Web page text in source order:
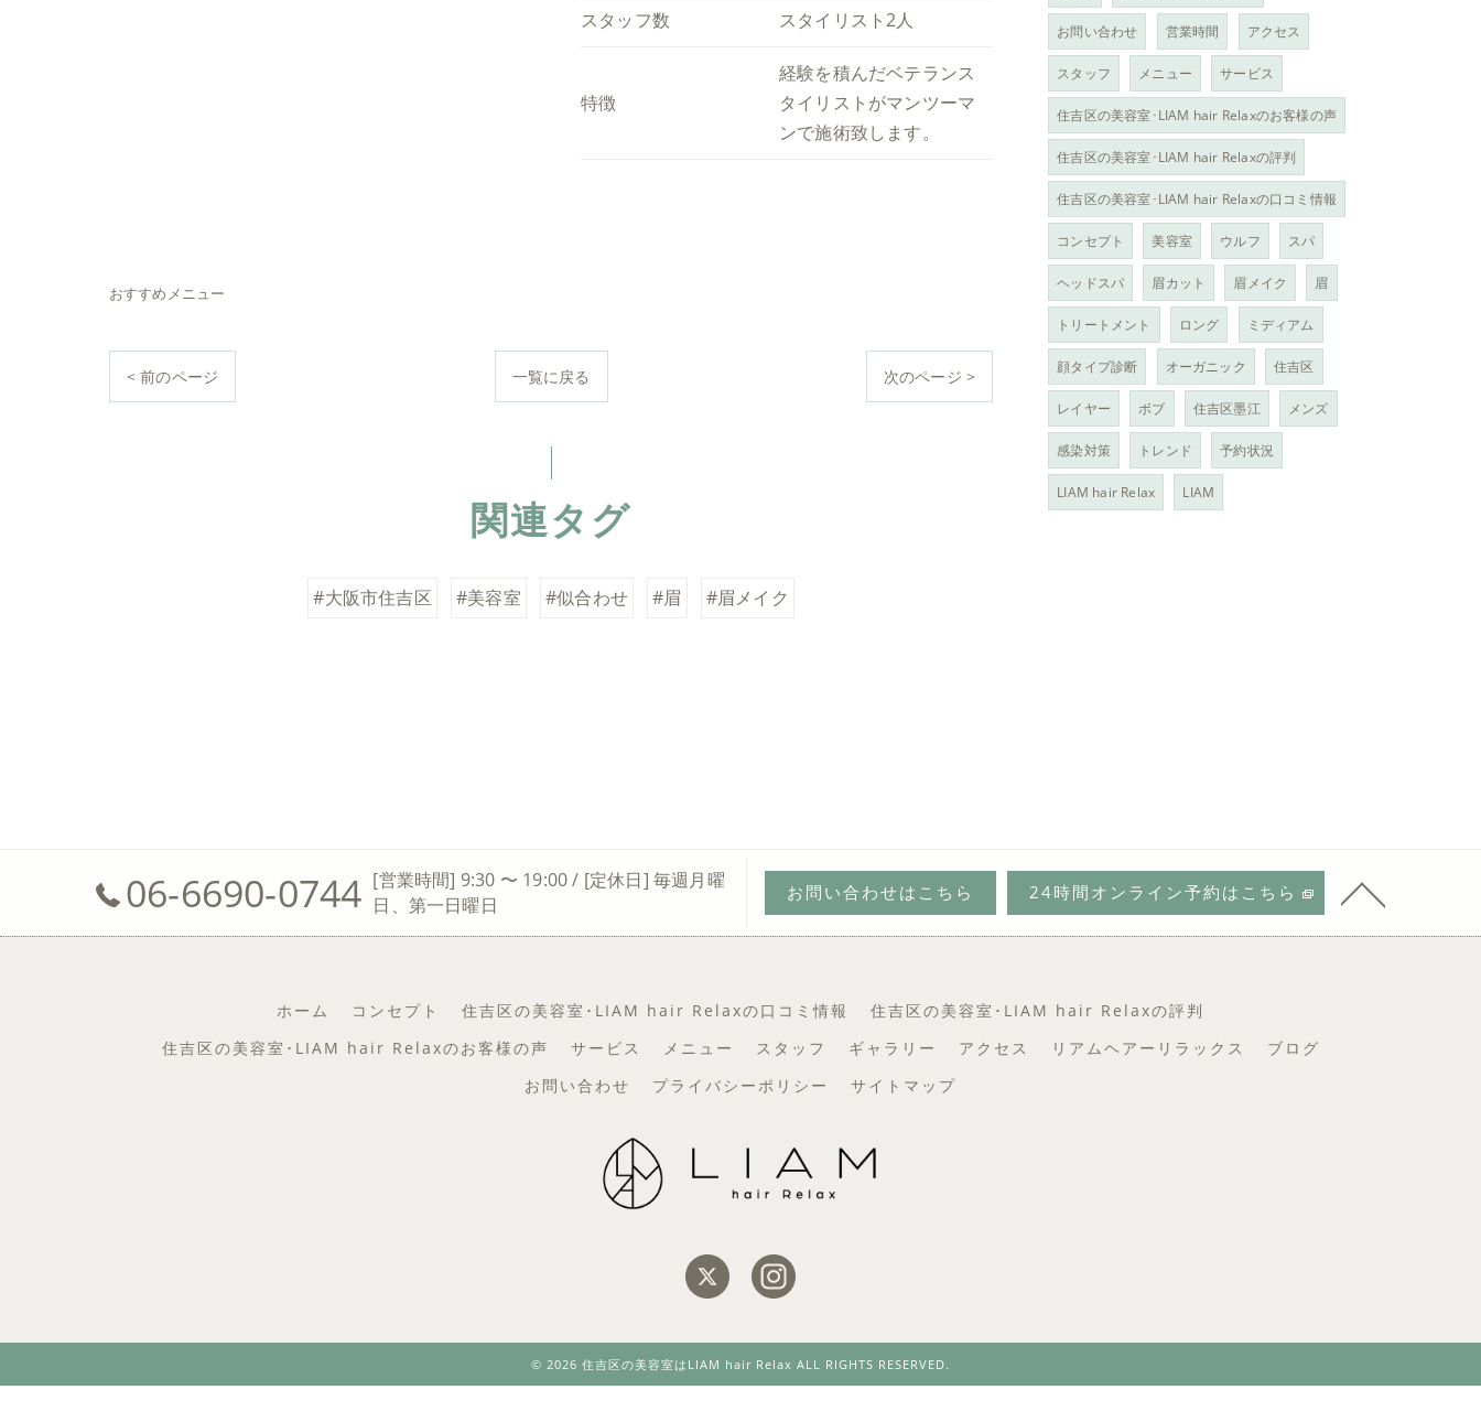
スタッフ数 スタイリスト2人
特徴
経験を積んだベテランス
タイリストがマンツーマ
ンで施術致します。
おすすめメニュー
< 前のページ 一覧に戻る 次のページ >
関連タグ
#大阪市住吉区 #美容室 #似合わせ #眉 #眉メイク
お問い合わせ 営業時間 アクセス
スタッフ メニュー サービス
住吉区の美容室･LIAM hair Relaxのお客様の声
住吉区の美容室･LIAM hair Relaxの評判
住吉区の美容室･LIAM hair Relaxの口コミ情報
コンセプト 美容室 ウルフ スパ
ヘッドスパ 眉カット 眉メイク 眉
トリートメント ロング ミディアム
顔タイプ診断 オーガニック 住吉区
レイヤー ボブ 住吉区墨江 メンズ
感染対策 トレンド 予約状況
LIAM hair Relax LIAM
06-6690-0744 [営業時間] 9:30 〜 19:00 / [定休日] 毎週月曜
日、第一日曜日
お問い合わせはこちら 24時間オンライン予約はこちら
ホーム コンセプト 住吉区の美容室･LIAM hair Relaxの口コミ情報
住吉区の美容室･LIAM hair Relaxの評判
住吉区の美容室･LIAM hair Relaxのお客様の声
サービス メニュー スタッフ ギャラリー アクセス リアムヘアーリラックス
ブログ
お問い合わせ
プライバシーポリシー サイトマップ
© 2026 住吉区の美容室はLIAM hair Relax ALL RIGHTS RESERVED.